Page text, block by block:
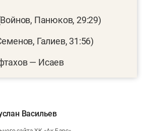
Панюков, 29:29)
Галиев, 31:56)
— Исаев
Васильев